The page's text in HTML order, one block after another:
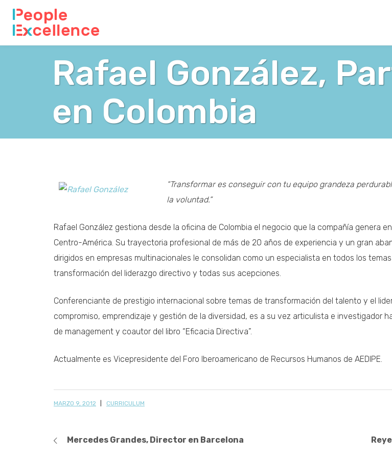
Rafael González,
en Colombia
“Transformar es conseguir con tu equipo grandeza
la voluntad.”
Rafael González gestiona desde la oficina de Colombia el negocio que la compañía genera
Centro-América. Su trayectoria profesional de más de 20 años de experiencia y un gran
dirigidos en empresas multinacionales le consolidan como un especialista en todos los
transformación del liderazgo directivo y todas sus acepciones.
Conferenciante de prestigio internacional sobre temas de transformación del talento y el
compromiso, emprendizaje y gestión de la diversidad, es a su vez articulista e investigador
de management y coautor del libro “Eficacia Directiva”.
Actualmente es Vicepresidente del Foro Iberoamericano de Recursos Humanos de AEDIPE.
MARZO 9, 2012 CURRICULUM
Mercedes Grandes, Director en Barcelona